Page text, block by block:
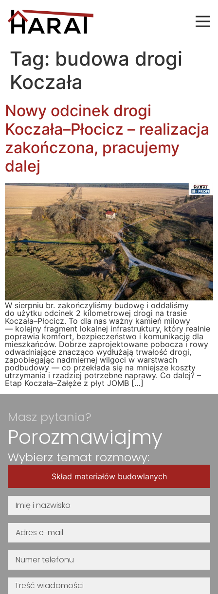
Tag: budowa drogi
Koczała
Nowy odcinek drogi
Koczała–Płocicz – realizacja
zakończona, pracujemy
dalej
W sierpniu br. zakończyliśmy budowę i oddaliśmy
do użytku odcinek 2 kilometrowej drogi na trasie
Koczała–Płocicz. To dla nas ważny kamień milowy
— kolejny fragment lokalnej infrastruktury, który realnie
poprawia komfort, bezpieczeństwo i komunikację dla
mieszkańców. Dobrze zaprojektowane pobocza i rowy
odwadniające znacząco wydłużają trwałość drogi,
zapobiegając nadmiernej wilgoci w warstwach
podbudowy — co przekłada się na mniejsze koszty
utrzymania i rzadziej potrzebne naprawy. Co dalej? –
Etap Koczała–Załęże z płyt JOMB […]
Masz pytania?
Porozmawiajmy
Wybierz temat rozmowy:
Skład materiałów budowlanych